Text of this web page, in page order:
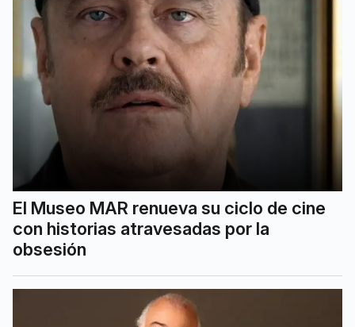
El Museo MAR renueva su ciclo de cine
con historias atravesadas por la
obsesión